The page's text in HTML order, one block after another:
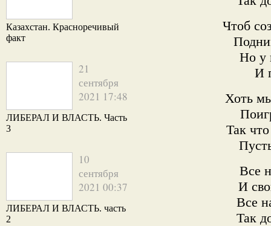
Казахстан. Красноречивый
факт
21
сентября
2021 17:48
ЛИБЕРАЛ И ВЛАСТЬ. Часть
3
10
сентября
2021 00:37
ЛИБЕРАЛ И ВЛАСТЬ. часть
2
Чтоб
Но у
И
Хоть
Так
Все
И
Все
Так